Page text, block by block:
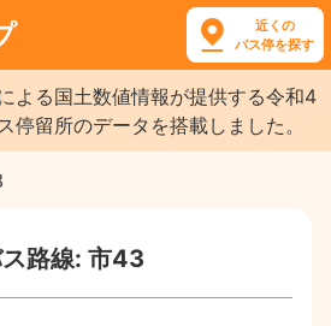
近くの
バス停を探す
よる国土数値情報が提供する令和4
停留所のデータを搭載しました。
路線: 市43